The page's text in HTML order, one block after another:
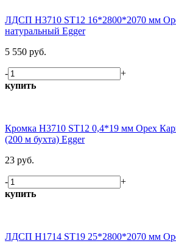
ЛДСП H3710 ST12 16*2800*2070 мм
натуральный Egger
5 550 руб.
-
+
купить
Кромка H3710 ST12 0,4*19 мм Орех
(200 м бухта) Egger
23 руб.
-
+
купить
ЛДСП H1714 ST19 25*2800*2070 мм